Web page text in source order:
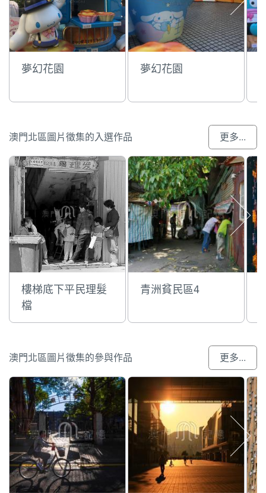
夢幻花園 夢幻花園
澳門北區圖片徵集的入選作品 更多...
樓梯底下平民理髮
檔
青洲貧民區4
澳門北區圖片徵集的參與作品 更多...